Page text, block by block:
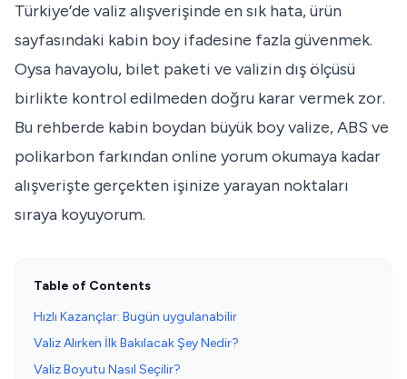
Türkiye’de valiz alışverişinde en sık hata, ürün
sayfasındaki kabin boy ifadesine fazla güvenmek.
Oysa havayolu, bilet paketi ve valizin dış ölçüsü
birlikte kontrol edilmeden doğru karar vermek zor.
Bu rehberde kabin boydan büyük boy valize, ABS ve
polikarbon farkından online yorum okumaya kadar
alışverişte gerçekten işinize yarayan noktaları
sıraya koyuyorum.
Table of Contents
Hızlı Kazançlar: Bugün uygulanabilir
Valiz Alırken İlk Bakılacak Şey Nedir?
Valiz Boyutu Nasıl Seçilir?